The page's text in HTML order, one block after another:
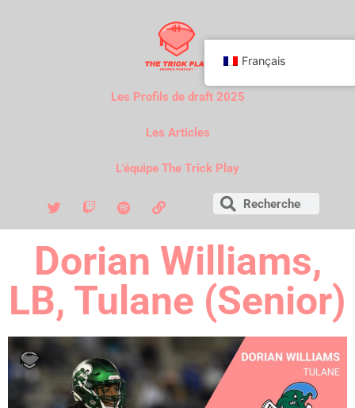
Les Profils de draft 2025
Les Articles
L'équipe The Trick Play
Dorian Williams,
LB, Tulane (Senior)
Français